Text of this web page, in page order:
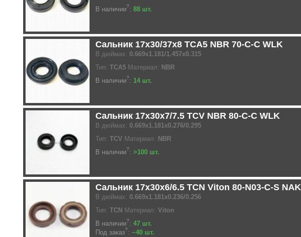
В наличии?: 88 шт.
Сальник 17x30/37x8 TCA5 NBR 70-C-C WLK
В дюймах: 0.669x1.181/1.457x0.315
Тип: TCA5 Материал: NBR
В наличии?: 14 шт.
Сальник 17x30x7/7.5 TCV NBR 80-C-C WLK
В дюймах: 0.669x1.181x0.276/0.295
Тип: TCV Материал: NBR
В наличии?: >100 шт.
Сальник 17x30x6/6.5 TCN Viton 80-N03-C-S NAK
В дюймах: 0.669x1.181x0.236/0.256
Тип: TCN Материал: Viton
В наличии?: 47 шт.
Под заказ?: ~40 шт.